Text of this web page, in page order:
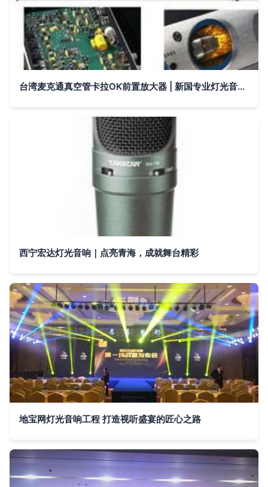
台湾麦克通真空管卡拉OK前置放大器 | 新国专业灯光音响工程公司打造极致音效体验
西宁宏达灯光音响｜点亮青海，成就舞台精彩
地宝网灯光音响工程 打造视听盛宴的匠心之路